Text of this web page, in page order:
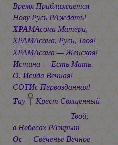
Время Приближается
Нову Русь РАждать!
ХРАМАсома Матери,
ХРАМАсома, Русь, Твоя!
ХРАМАсома — Женская!
Истина — Есть Мать.
О, Исида Вечная!
СОТИс Первозданная!
Тау
Крест Священный
Твой,
в Небесах РАзкрыт.
Ос— Свеченье Вечное